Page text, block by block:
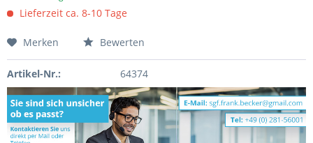
Lieferzeit ca. 8-10 Tage
Merken Bewerten
Artikel-Nr.: 64374